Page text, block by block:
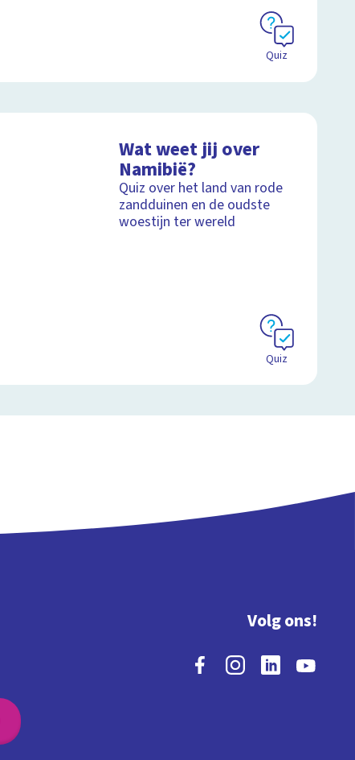
Quiz
Wat weet jij over
Namibië?
Quiz over het land van rode
zandduinen en de oudste
woestijn ter wereld
Quiz
Volg ons!